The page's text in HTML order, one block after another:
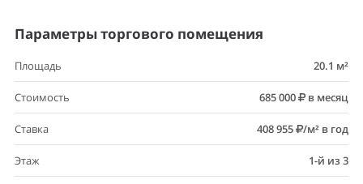
Параметры торгового помещения
Площадь 20.1 м²
Стоимость 685 000 в месяц
Ставка 408 955 /м² в год
Этаж 1-й из 3